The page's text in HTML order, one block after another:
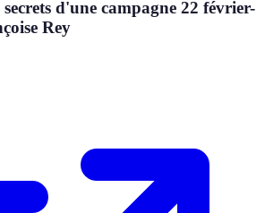
d'une campagne 22 février-
Rey